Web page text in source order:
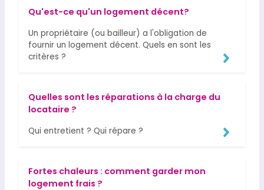
Qu'est-ce qu'un logement décent?
Un propriétaire (ou bailleur) a l'obligation de
fournir un logement décent. Quels en sont les
critères ?
Quelles sont les réparations à la charge du
locataire ?
Qui entretient ? Qui répare ?
Fortes chaleurs : comment garder mon
logement frais ?